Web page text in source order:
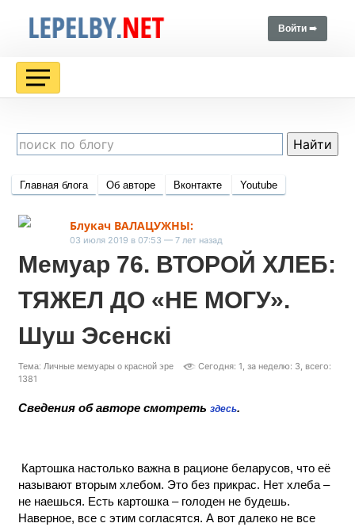
Войти ➠
Главная блога Об авторе Вконтакте Youtube
Блукач ВАЛАЦУЖНЫ:
03 июля 2019 в 07:53 — 7 лет назад
Мемуар 76. ВТОРОЙ ХЛЕБ:
ТЯЖЕЛ ДО «НЕ МОГУ».
Шуш Эсенскі
Тема: Личные мемуары о красной эре
Сегодня: 1, за неделю: 3, всего:
1381
Сведения об авторе смотреть здесь.
Картошка настолько важна в рационе беларусов, что её
называют вторым хлебом. Это без прикрас. Нет хлеба –
не наешься. Есть картошка – голоден не будешь.
Наверное, все с этим согласятся. А вот далеко не все